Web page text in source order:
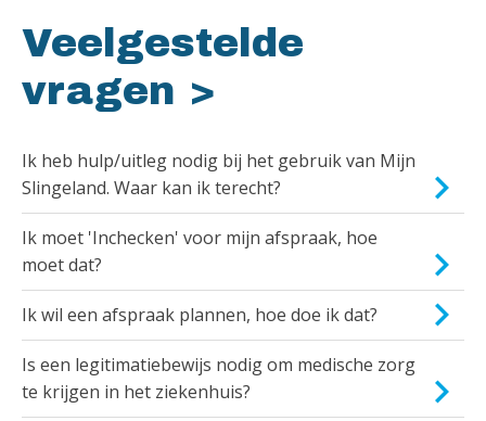
Veelgestelde
vragen >
Ik heb hulp/uitleg nodig bij het gebruik van Mijn
Slingeland. Waar kan ik terecht?
Ik moet 'Inchecken' voor mijn afspraak, hoe
moet dat?
Ik wil een afspraak plannen, hoe doe ik dat?
Is een legitimatiebewijs nodig om medische zorg
te krijgen in het ziekenhuis?